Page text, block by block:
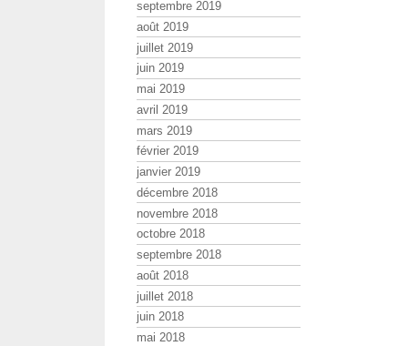
septembre 2019
août 2019
juillet 2019
juin 2019
mai 2019
avril 2019
mars 2019
février 2019
janvier 2019
décembre 2018
novembre 2018
octobre 2018
septembre 2018
août 2018
juillet 2018
juin 2018
mai 2018